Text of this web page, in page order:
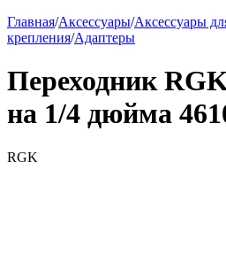
Главная/Аксессуары/Аксессуары
крепления/Адаптеры
Переходник
на 1/4 дюйма
RGK